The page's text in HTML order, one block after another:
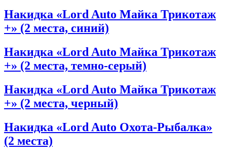
Накидка «Lord Auto Майка Трикотаж
+» (2 места, синий)
Накидка «Lord Auto Майка Трикотаж
+» (2 места, темно-серый)
Накидка «Lord Auto Майка Трикотаж
+» (2 места, черный)
Накидка «Lord Auto Охота-Рыбалка»
(2 места)